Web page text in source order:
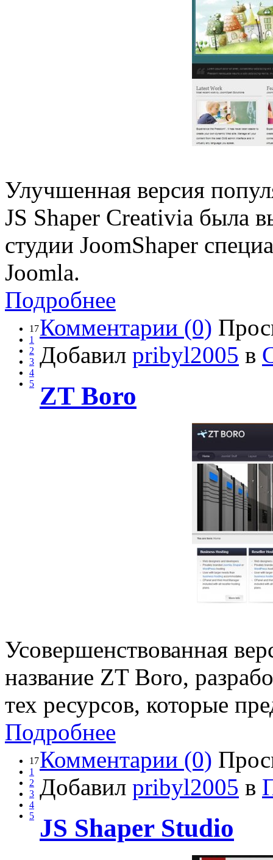
Улучшенная версия
JS Shaper Creativia была
студии JoomShaper
Joomla.
Подробнее
17
1
2
3
4
5
Комментарии (0)
Добавил pribyl2005 в
ZT Boro
Усовершенствованная
название ZT Boro,
тех ресурсов, которые
Подробнее
17
1
2
3
4
5
Комментарии (0)
Добавил pribyl2005 в
JS Shaper Studio